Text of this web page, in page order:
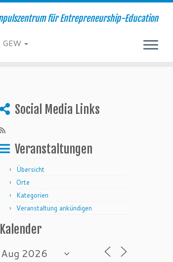
für Entrepreneurship-Education
GEW
Social Media Links
Veranstaltungen
Übersicht
Orte
Kategorien
Veranstaltung ankündigen
Kalender